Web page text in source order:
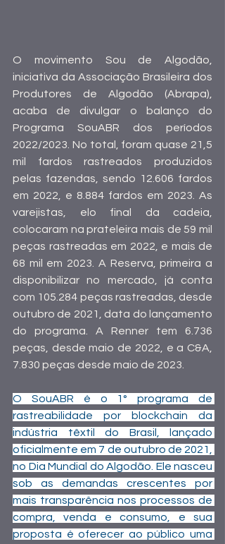
O movimento Sou de Algodão,
iniciativa da Associação Brasileira dos
Produtores de Algodão (Abrapa),
acaba de divulgar o balanço do
Programa SouABR dos períodos
2022/2023. No total, foram quase 21,5
mil fardos rastreados produzidos
pelas fazendas, sendo 12.606 fardos
em 2022, e 8.884 fardos em 2023. As
varejistas, elo final da cadeia,
colocaram na prateleira mais de 59 mil
peças rastreadas em 2022, e mais de
68 mil em 2023. A Reserva, primeira a
disponibilizar no mercado, já conta
com 105.284 peças rastreadas, desde
outubro de 2021, data do lançamento
do programa. A Renner tem 6.736
peças, desde maio de 2022, e a C&A,
7.830 peças desde maio de 2023.
O SouABR é o 1° programa de
rastreabilidade por blockchain da
indústria têxtil do Brasil, lançado
oficialmente em 7 de outubro de 2021,
no Dia Mundial do Algodão. Ele nasceu
sob as demandas crescentes por
mais transparência nos processos de
compra, venda e consumo, e sua
proposta é oferecer ao público uma